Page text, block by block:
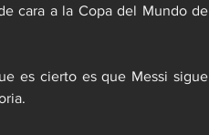
cara a la Copa del Mundo de
es cierto es que Messi sigue